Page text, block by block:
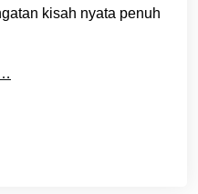
kisah nyata penuh